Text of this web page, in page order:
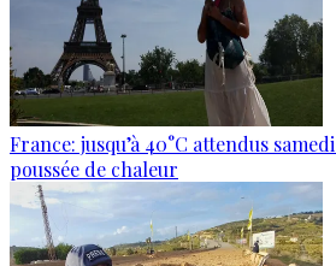
France: jusqu’à 40°C attendus
poussée de chaleur